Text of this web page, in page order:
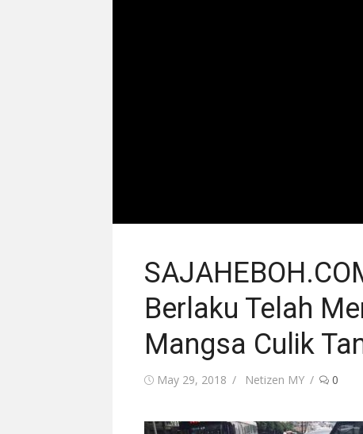
Berlaku Telah
Mangsa Culik
Posted
May 29, 2018 Author
Netizen MY 0